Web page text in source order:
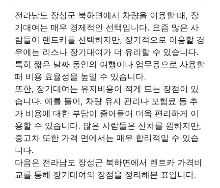
전라남도 장성군 북하면에서 차량을 이용할 때, 장
기대여는 매우 경제적인 선택입니다. 요즘 많은 사
람들이 렌트카를 선택하지만, 장기적으로 이용할 경
우에는 리스나 장기대여가 더 유리할 수 있습니다.
특히 짧은 날짜 동안의 여행이나 업무용으로 사용할
때 비용 효율성을 높일 수 있습니다.
또한, 장기대여는 유지비용이 적게 드는 장점이 있
습니다. 예를 들어, 차량 유지 관리나 보험료 등 추
가 비용에 대한 부담이 줄어들어 더욱 편리하게 이
용할 수 있습니다. 많은 사람들은 신차를 원하지만,
중고차 또한 가격 면에서는 매우 합리적일 수 있습
니다.
다음은 전라남도 장성군 북하면에서 렌트카 가격비
교를 통해 장기대여의 장점을 정리해본 표입니다.